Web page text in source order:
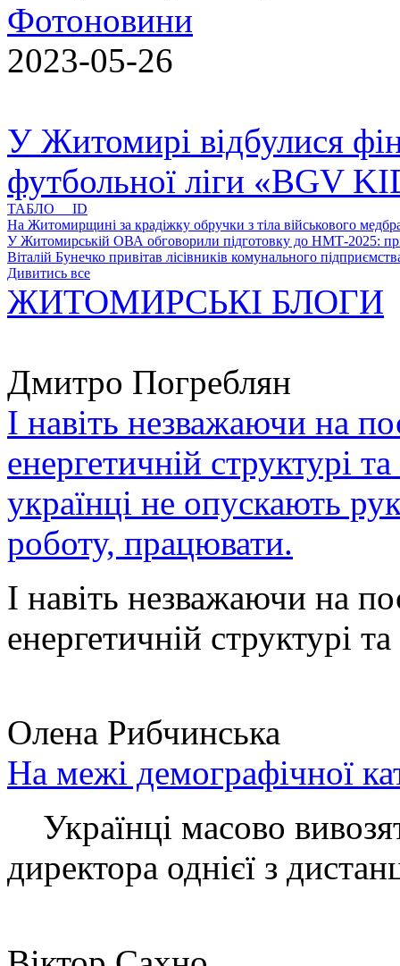
Фотоновини
2023-05-26
У Житомирі відбулися
футбольної ліги «BGV
ТАБЛО ID
На Житомирщині за крадіжку обручки з тіла військового
У Житомирській ОВА обговорили підготовку до НМТ-2025:
Віталій Бунечко привітав лісівників комунального
Дивитись все
ЖИТОМИРСЬКІ БЛОГИ
Дмитро Погреблян
І навіть незважаючи на
енергетичній структурі
українці не опускають
роботу, працювати.
І навіть незважаючи на
енергетичній структурі
Олена Рибчинська
На межі демографічної
Українці масово
директора однієї з